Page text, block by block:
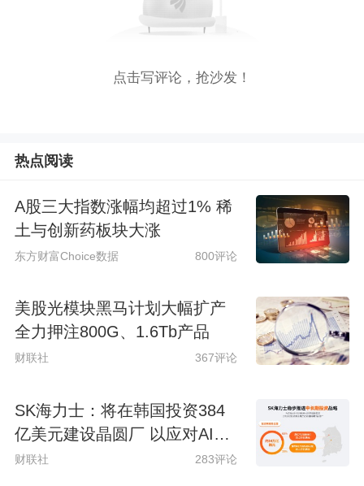
点击写评论，抢沙发！
热点阅读
A股三大指数涨幅均超过1% 稀
土与创新药板块大涨
东方财富Choice数据 800评论
美股光模块黑马计划大幅扩产
全力押注800G、1.6Tb产品
财联社 367评论
SK海力士：将在韩国投资384
亿美元建设晶圆厂 以应对AI时
代持续增长的存储芯片需求
财联社 283评论